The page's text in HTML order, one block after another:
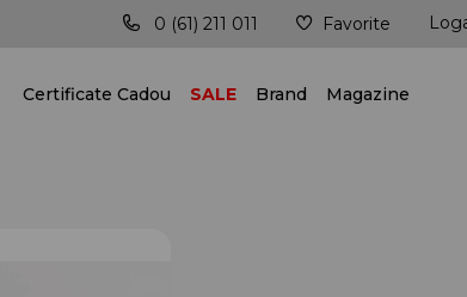
Livrare în cel mai scurt timp
0 (61) 211 011 Favorite
Certificate Cadou SALE Brand Magazine